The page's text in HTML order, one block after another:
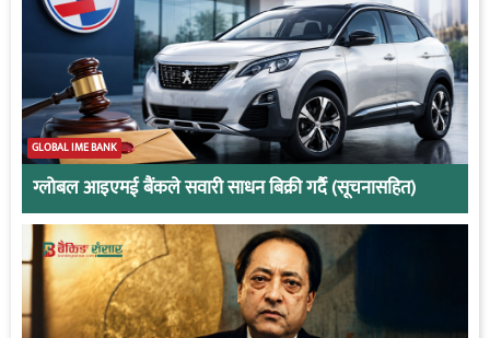
GLOBAL IME BANK
ग्लोबल आइएमई बैंकले सवारी साधन बिक्री गर्दै (सूचनासहित)